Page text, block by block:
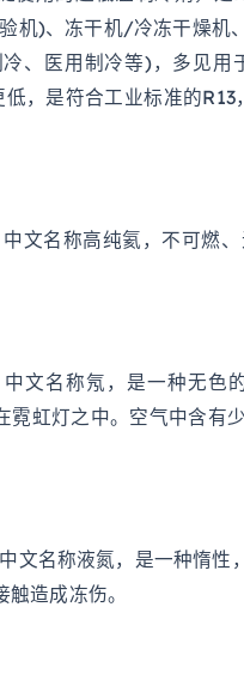
机)、冻干机/冷冻干燥机
、医用制冷等)，多见用
，是符合工业标准的R13
文名称高纯氦，不可燃
文名称氖，是一种无色
霓虹灯之中。空气中含有
文名称液氮，是一种惰
造成冻伤。